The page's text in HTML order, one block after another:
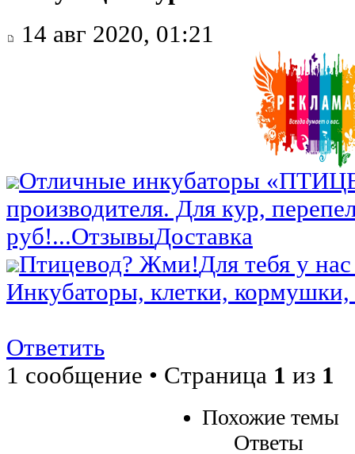
14 авг 2020, 01:21
Отличные инкубаторы
производителя. Для кур,
руб!...ОтзывыДоставка
Птицевод? Жми!Для тебя у
Инкубаторы, клетки,
Ответить
1 сообщение • Страница 1 из 1
Похожие темы
Ответы